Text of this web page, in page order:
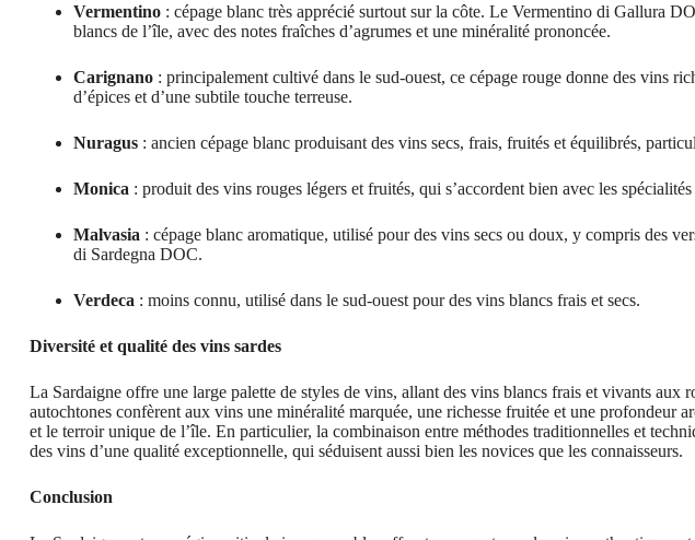
Vermentino: cépage blanc très apprécié surtout sur la côte. Le Vermentino di Gallura
blancs de l’île, avec des notes fraîches d’agrumes et une minéralité prononcée.
Carignano: principalement cultivé dans le sud-ouest, ce cépage rouge donne des vins
d’épices et d’une subtile touche terreuse.
Nuragus: ancien cépage blanc produisant des vins secs, frais, fruités et équilibrés,
Monica : produit des vins rouges légers et fruités, qui s’accordent bien avec les spécialités
Malvasia : cépage blanc aromatique, utilisé pour des vins secs ou doux, y compris des
di Sardegna DOC.
Verdeca : moins connu, utilisé dans le sud-ouest pour des vins blancs frais et secs.
Diversité et qualité des vins sardes
La Sardaigne offre une large palette de styles de vins, allant des vins blancs frais et vivants aux
autochtones confèrent aux vins une minéralité marquée, une richesse fruitée et une profondeur
et le terroir unique de l’île. En particulier, la combinaison entre méthodes traditionnelles et
des vins d’une qualité exceptionnelle, qui séduisent aussi bien les novices que les connaisseurs.
Conclusion